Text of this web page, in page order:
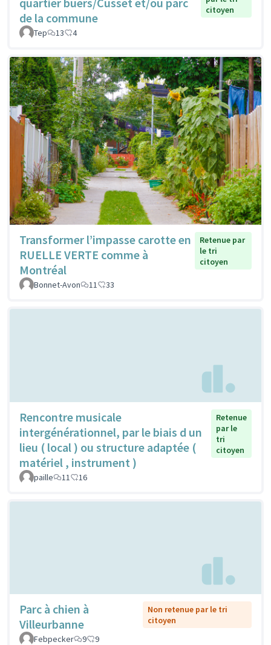
de la commune
citoyen
Tep 13 4
Transformer l’impasse carotte en
RUELLE VERTE comme à
Montréal
Retenue par
le tri
citoyen
Bonnet-Avon 11 33
Rencontre musicale
intergénérationnel, par le biais d un
lieu ( local ) ou structure adaptée (
matériel , instrument )
Retenue
par le
tri
citoyen
paille 11 16
Parc à chien à
Villeurbanne
Non retenue par le tri
citoyen
Febpecker
9 9